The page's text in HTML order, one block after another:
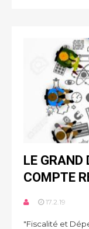
LE GRAND
COMPTE
17.2.19
"Fiscalité et